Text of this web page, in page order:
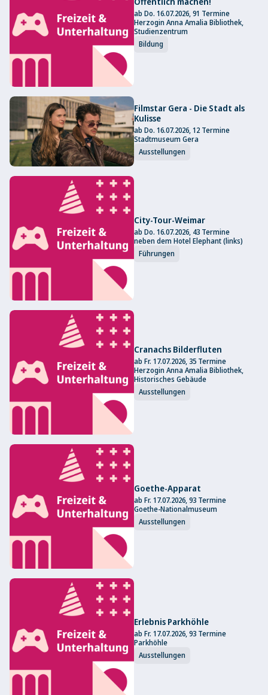
ab Do. 16.07.2026, 91 Termine
Herzogin Anna Amalia Bibliothek,
Studienzentrum
Bildung
Filmstar Gera - Die Stadt als
Kulisse
ab Do. 16.07.2026, 12 Termine
Stadtmuseum Gera
Ausstellungen
City-Tour-Weimar
ab Do. 16.07.2026, 43 Termine
neben dem Hotel Elephant (links)
Führungen
Cranachs Bilderfluten
ab Fr. 17.07.2026, 35 Termine
Herzogin Anna Amalia Bibliothek,
Historisches Gebäude
Ausstellungen
Goethe-Apparat
ab Fr. 17.07.2026, 93 Termine
Goethe-Nationalmuseum
Ausstellungen
Erlebnis Parkhöhle
ab Fr. 17.07.2026, 93 Termine
Parkhöhle
Ausstellungen